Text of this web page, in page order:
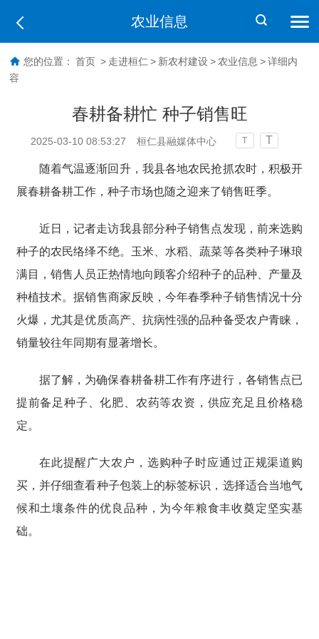
农业信息
您的位置： 首页 > 走进桓仁 > 新农村建设 > 农业信息 > 详细内
容
春耕备耕忙 种子销售旺
2025-03-10 08:53:27 桓仁县融媒体中心 T T
随着气温逐渐回升，我县各地农民抢抓农时，积极开
展春耕备耕工作，种子市场也随之迎来了销售旺季。
近日，记者走访我县部分种子销售点发现，前来选购
种子的农民络绎不绝。玉米、水稻、蔬菜等各类种子琳琅
满目，销售人员正热情地向顾客介绍种子的品种、产量及
种植技术。据销售商家反映，今年春季种子销售情况十分
火爆，尤其是优质高产、抗病性强的品种备受农户青睐，
销量较往年同期有显著增长。
据了解，为确保春耕备耕工作有序进行，各销售点已
提前备足种子、化肥、农药等农资，供应充足且价格稳
定。
在此提醒广大农户，选购种子时应通过正规渠道购
买，并仔细查看种子包装上的标签标识，选择适合当地气
候和土壤条件的优良品种，为今年粮食丰收奠定坚实基
础。